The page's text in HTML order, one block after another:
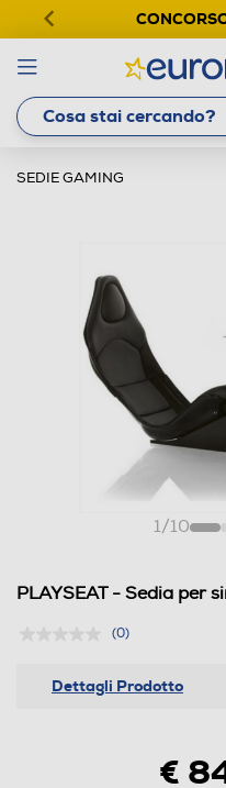
SEDIE GAMING
1/10
PLAYSEAT - Sedia per
(0)
Dettagli Prodotto
€